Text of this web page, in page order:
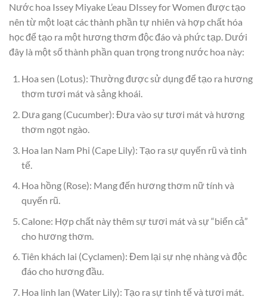
Nước hoa Issey Miyake L’eau DIssey for Women được tạo
nên từ một loạt các thành phần tự nhiên và hợp chất hóa
học để tạo ra một hương thơm độc đáo và phức tạp. Dưới
đây là một số thành phần quan trọng trong nước hoa này:
Hoa sen (Lotus): Thường được sử dụng để tạo ra hương
thơm tươi mát và sảng khoái.
Dưa gang (Cucumber): Đưa vào sự tươi mát và hương
thơm ngọt ngào.
Hoa lan Nam Phi (Cape Lily): Tạo ra sự quyến rũ và tinh
tế.
Hoa hồng (Rose): Mang đến hương thơm nữ tính và
quyến rũ.
Calone: Hợp chất này thêm sự tươi mát và sự “biển cả”
cho hương thơm.
Tiên khách lai (Cyclamen): Đem lại sự nhẹ nhàng và độc
đáo cho hương đầu.
Hoa linh lan (Water Lily): Tạo ra sự tinh tế và tươi mát.